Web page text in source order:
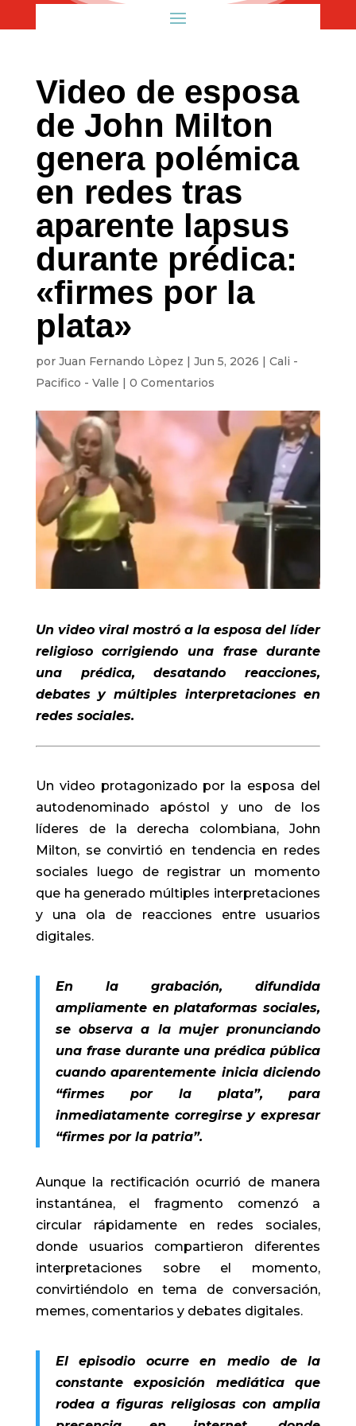
Video de esposa
de John Milton
genera polémica
en redes tras
aparente lapsus
durante prédica:
«firmes por la
plata»
por Juan Fernando Lòpez | Jun 5, 2026 | Cali -
Pacifico - Valle | 0 Comentarios
Un video viral mostró a la esposa del líder
religioso corrigiendo una frase durante
una prédica, desatando reacciones,
debates y múltiples interpretaciones en
redes sociales.
Un video protagonizado por la esposa del
autodenominado apóstol y uno de los
líderes de la derecha colombiana, John
Milton, se convirtió en tendencia en redes
sociales luego de registrar un momento
que ha generado múltiples interpretaciones
y una ola de reacciones entre usuarios
digitales.
En la grabación, difundida
ampliamente en plataformas sociales,
se observa a la mujer pronunciando
una frase durante una prédica pública
cuando aparentemente inicia diciendo
“firmes por la plata”, para
inmediatamente corregirse y expresar
“firmes por la patria”.
Aunque la rectificación ocurrió de manera
instantánea, el fragmento comenzó a
circular rápidamente en redes sociales,
donde usuarios compartieron diferentes
interpretaciones sobre el momento,
convirtiéndolo en tema de conversación,
memes, comentarios y debates digitales.
El episodio ocurre en medio de la
constante exposición mediática que
rodea a figuras religiosas con amplia